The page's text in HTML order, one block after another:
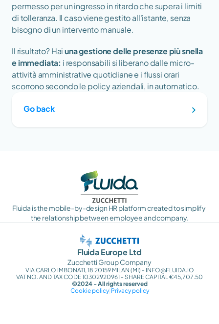
permesso per un ingresso in ritardo che supera i limiti
di tolleranza. Il caso viene gestito all'istante, senza
bisogno di un intervento manuale.
Il risultato? Hai una gestione delle presenze più snella
e immediata: i responsabili si liberano dalle micro-
attività amministrative quotidiane e i flussi orari
scorrono secondo le policy aziendali, in automatico.
Go back
Fluida is the mobile-by-design HR platform created to simplify
the relationship between employee and company.
Fluida Europe Ltd
Zucchetti Group Company
VIA CARLO IMBONATI, 18 20159 MILAN (MI) - INFO@FLUIDA.IO
VAT NO. AND TAX CODE 10302920961 - SHARE CAPITAL €45,707.50
©2024 - All rights reserved
Cookie policy| Privacy policy